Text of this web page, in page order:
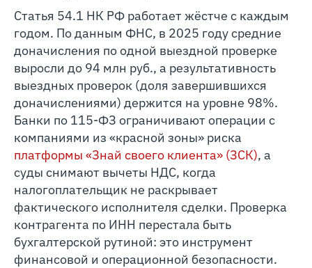
Статья 54.1 НК РФ работает жёстче с каждым
годом. По данным ФНС, в 2025 году средние
доначисления по одной выездной проверке
выросли до 94 млн руб., а результативность
выездных проверок (доля завершившихся
доначислениями) держится на уровне 98%.
Банки по 115-ФЗ ограничивают операции с
компаниями из «красной зоны» риска
платформы «Знай своего клиента» (ЗСК), а
суды снимают вычеты НДС, когда
налогоплательщик не раскрывает
фактического исполнителя сделки. Проверка
контрагента по ИНН перестала быть
бухгалтерской рутиной: это инструмент
финансовой и операционной безопасности.